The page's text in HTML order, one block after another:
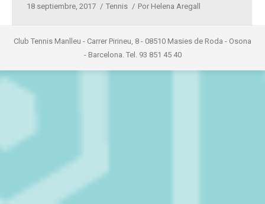
18 septiembre, 2017 Tennis Por Helena Aregall
Club Tennis Manlleu - Carrer Pirineu, 8 - 08510 Masies de Roda - Osona
- Barcelona. Tel. 93 851 45 40